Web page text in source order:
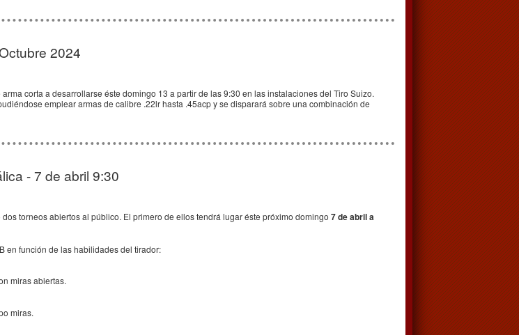
2024
corta a desarrollarse éste domingo 13 a partir de las 9:30 en las instalaciones del Tiro Suizo.
emplear armas de calibre .22lr hasta .45acp y se disparará sobre una combinación de
- 7 de abril 9:30
torneos abiertos al público. El primero de ellos tendrá lugar éste próximo domingo 7 de abril a
en función de las habilidades del tirador:
miras abiertas.
miras.